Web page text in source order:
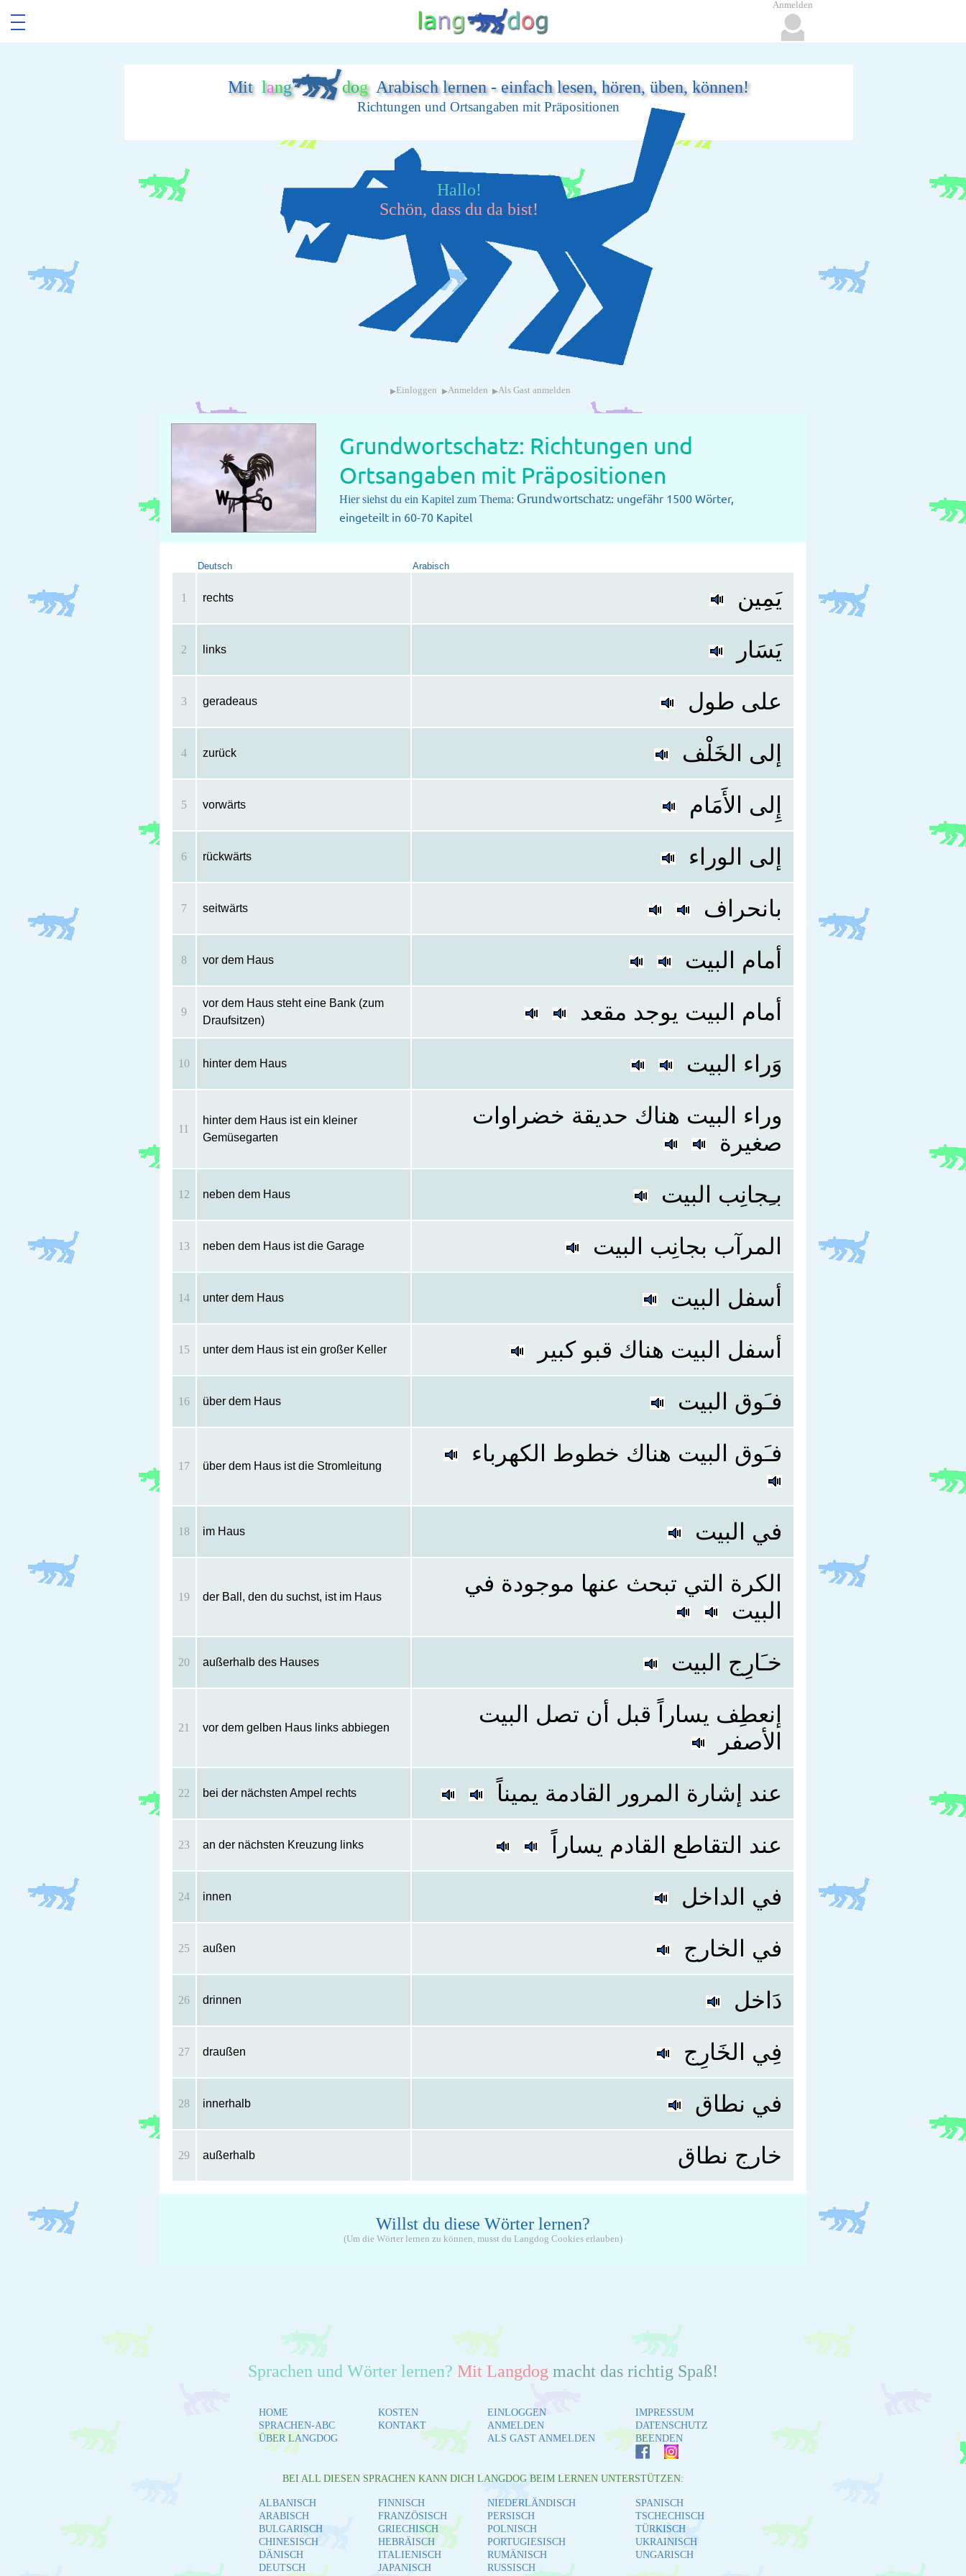
Mitlang dogArabisch lernen - einfach lesen, hören, üben, können!
Richtungen und Ortsangaben mit Präpositionen
Hallo!
Schön, dass du da bist!
▸ Einloggen ▸Anmelden ▸Als Gast anmelden
Grundwortschatz: Richtungen und
Ortsangaben mit Präpositionen
Hier siehst du ein Kapitel zum Thema: Grundwortschatz: ungefähr 1500 Wörter,
eingeteilt in 60-70 Kapitel
Deutsch Arabisch
1 rechts يَمِين
2 links يَسَار
3 geradeaus على طول
4 zurück إلى الخَلْف
5 vorwärts إِلى الأَمَام
6 rückwärts إلى الوراء
7 seitwärts بانحراف
8 vor dem Haus أمام البيت
9
vor dem Haus steht eine Bank (zum
Draufsitzen)
أمام البيت يوجد مقعد
10 hinter dem Haus وَراء البيت
11
hinter dem Haus ist ein kleiner
Gemüsegarten
وراء البيت هناك حديقة خضراوات
صغيرة
12 neben dem Haus بـِجانِب البيت
13 neben dem Haus ist die Garage المرآب بجانِب البيت
14 unter dem Haus أسفل البيت
15 unter dem Haus ist ein großer Keller أسفل البيت هناك قبو كبير
16 über dem Haus فـَوق البيت
17 über dem Haus ist die Stromleitung فـَوق البيت هناك خطوط الكهرباء
18 im Haus في البيت
19 der Ball, den du suchst, ist im Haus
الكرة التي تبحث عنها موجودة في
البيت
20 außerhalb des Hauses خـَارِج البيت
21 vor dem gelben Haus links abbiegen
إنعطِف يساراً قبل أن تصل البيت
الأصفر
22 bei der nächsten Ampel rechts عند إشارة المرور القادمة يميناً
23 an der nächsten Kreuzung links عند التقاطع القادم يساراً
24 innen في الداخل
25 außen في الخارج
26 drinnen دَاخل
27 draußen فِي الخَارِج
28 innerhalb في نطاق
29 außerhalb خارج نطاق
Willst du diese Wörter lernen?
(Um die Wörter lernen zu können, musst du Langdog Cookies erlauben)
Sprachen und Wörter lernen? Mit Langdog macht das richtig Spaß!
HOME
SPRACHEN-ABC
ÜBER LANGDOG
KOSTEN
KONTAKT
EINLOGGEN
ANMELDEN
ALS GAST ANMELDEN
IMPRESSUM
DATENSCHUTZ
BEENDEN
BEI ALL DIESEN SPRACHEN KANN DICH LANGDOG BEIM LERNEN UNTERSTÜTZEN:
ALBANISCH
ARABISCH
BULGARISCH
CHINESISCH
DÄNISCH
DEUTSCH
FINNISCH
FRANZÖSISCH
GRIECHISCH
HEBRÄISCH
ITALIENISCH
JAPANISCH
NIEDERLÄNDISCH
PERSISCH
POLNISCH
PORTUGIESISCH
RUMÄNISCH
RUSSISCH
SPANISCH
TSCHECHISCH
TÜRKISCH
UKRAINISCH
UNGARISCH
Anmelden